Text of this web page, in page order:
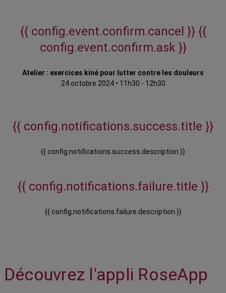
{{ config.event.confirm.cancel }} {{
config.event.confirm.ask }}
Atelier : exercices kiné pour lutter contre les douleurs
24 octobre 2024• 11h30 - 12h30
{{ config.notifications.success.title }}
{{ config.notifications.success.description }}
{{ config.notifications.failure.title }}
{{ config.notifications.failure.description }}
Découvrez l'appli RoseApp